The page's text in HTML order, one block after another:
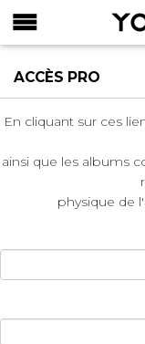
ACCÈS PRO
En cliquant sur ces
ainsi que les albums
physique de